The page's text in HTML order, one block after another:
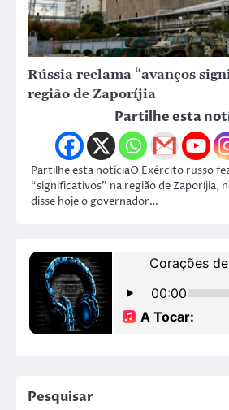
Rússia reclama “avanços
região de Zaporíjia
Partilhe esta
Partilhe esta notíciaO Exército russo
“significativos” na região de Zaporíjia,
disse hoje o governador…
Pesquisar